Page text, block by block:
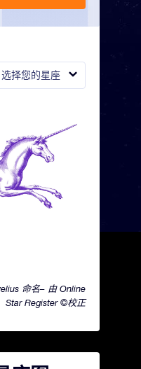
选择您的星座
命名– 由 Online
Star Register ©校正